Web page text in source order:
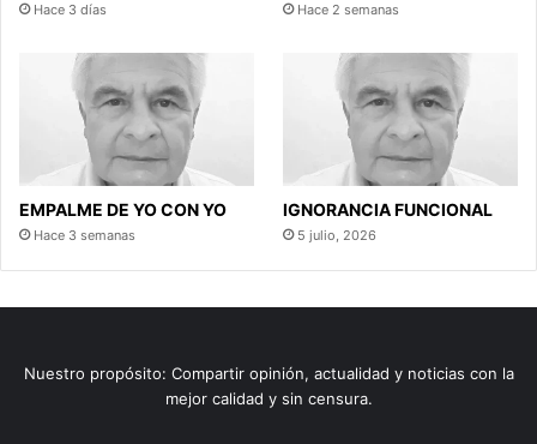
Hace 3 días Hace 2 semanas
EMPALME DE YO CON YO
Hace 3 semanas
IGNORANCIA FUNCIONAL
5 julio, 2026
Nuestro propósito: Compartir opinión, actualidad y noticias con la
mejor calidad y sin censura.